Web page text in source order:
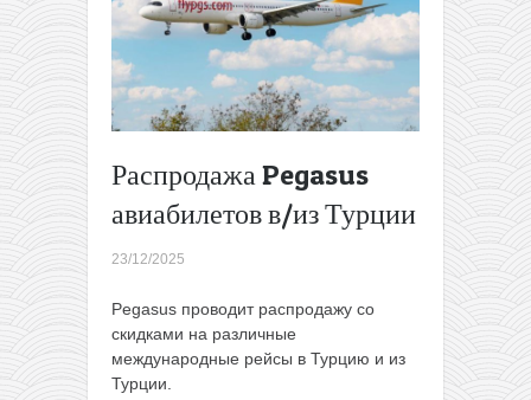
Распродажа Pegasus
авиабилетов в/из Турции
23/12/2025
Pegasus проводит распродажу со
скидками на различные
международные рейсы в Турцию и из
Турции.
на
из
Летим из
Варшавы в
Португалию
сторону
или за 67€